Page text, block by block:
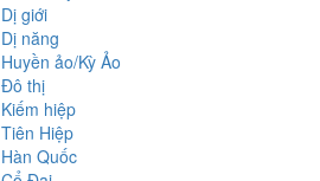
Dị giới
Dị năng
Huyền ảo/Kỳ Ảo
Đô thị
Kiếm hiệp
Tiên Hiệp
Hàn Quốc